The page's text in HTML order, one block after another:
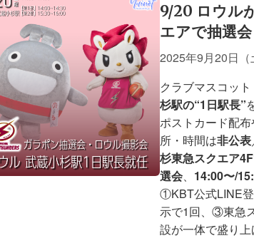
9/20 ロウル
エアで抽選会
2025年9月20日（
クラブマスコッ
杉駅の“1日駅長”
ポストカード配
所・時間は非公表
杉東急スクエア4F
選会、 14:00〜/
①KBT公式LINE
示で1回、③東急
設が一体で盛り上